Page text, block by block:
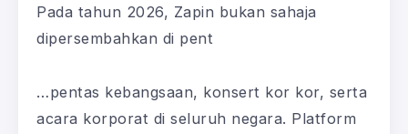
Pada tahun 2026, Zapin bukan sahaja
dipersembahkan di pent
…pentas kebangsaan, konsert kor kor, serta
acara korporat di seluruh negara. Platform